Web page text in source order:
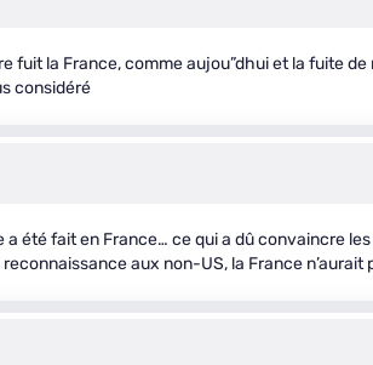
fuit la France, comme aujou”dhui et la fuite
considéré
a été fait en France… ce qui a dû convaincre
aux non-US, la France n’aurait